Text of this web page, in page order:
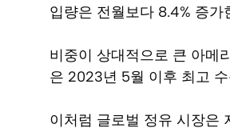
입량은 전월보다 8.4% 증
비중이 상대적으로 큰 아메
은 2023년 5월 이후 최고
이처럼 글로벌 정유 시장은